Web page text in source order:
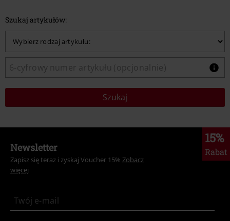
Szukaj artykułów:
Szukaj
15%
Rabat
Newsletter
Zapisz się teraz i zyskaj Voucher 15% Zobacz
więcej